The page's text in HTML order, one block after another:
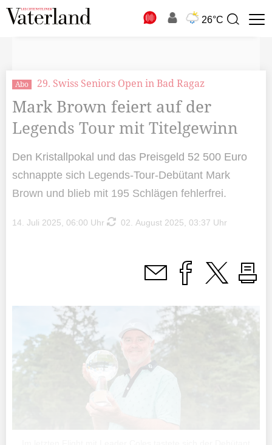
26°C
Suchbegriff
Abo 29. Swiss Seniors Open in Bad Ragaz
Mark Brown feiert auf der
Legends Tour mit Titelgewinn
Den Kristallpokal und das Preisgeld 52 500 Euro
schnappte sich Legends-Tour-Debütant Mark
Brown und blieb mit 195 Schlägen fehlerfrei.
14. Juli 2025, 06:00 Uhr 02. August 2025, 03:37 Uhr